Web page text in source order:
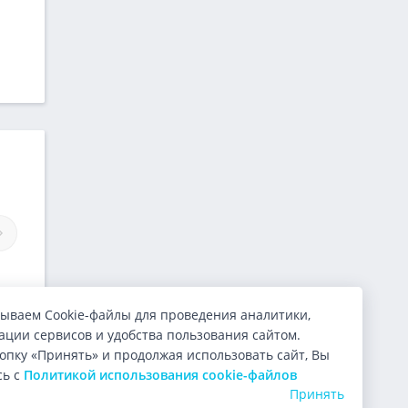
Cookie-файлы для проведения аналитики,
сервисов и удобства пользования сайтом.
«Принять» и продолжая использовать сайт, Вы
с Политикой использования cookie-файлов
Принять